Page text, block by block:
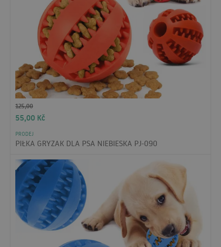
125,00
55,00 Kč
PRODEJ
PIŁKA GRYZAK DLA PSA NIEBIESKA PJ-090